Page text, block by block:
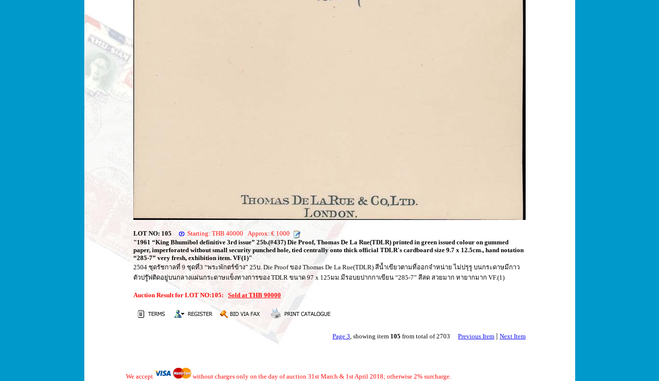
LOT NO: 105
Starting: THB 40000 Approx: € 1000
"1961 “King Bhumibol definitive 3rd issue” 25b.(#437) Die Proof, Thomas De La Rue(TDLR) printed in green issued colour on gummed
paper, imperforated without small security punched hole, tied centrally onto thick official TDLR's cardboard size 9.7 x 12.5cm., hand notation
“285-7” very fresh, exhibition item. VF(1)"
2504 ชุดรัชกาลที่ 9 ชุดที่3 “พระพักตร์ข้าง” 25บ. Die Proof ของ Thomas De La Rue(TDLR) สีน้ำเขียวตามที่ออกจำหน่าย ไม่ปรุรู บนกระดาษมีกาว
ตัวปรู๊ฟติดอยู่บนกลางแผ่นกระดาษแข็งทางการของ TDLR ขนาด 97 x 125มม.มีรอบยปากกาเขียน “285-7” สีสด สวยมาก หายากมาก VF.(1)
Auction Result for LOT NO:105: Sold at THB 90000
Page 3, showing item 105 from total of 2703 Previous Item | Next Item
We accept
without charges only on the day of auction 31st March & 1st April 2018; otherwise 2% surcharge.